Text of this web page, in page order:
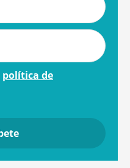
política de